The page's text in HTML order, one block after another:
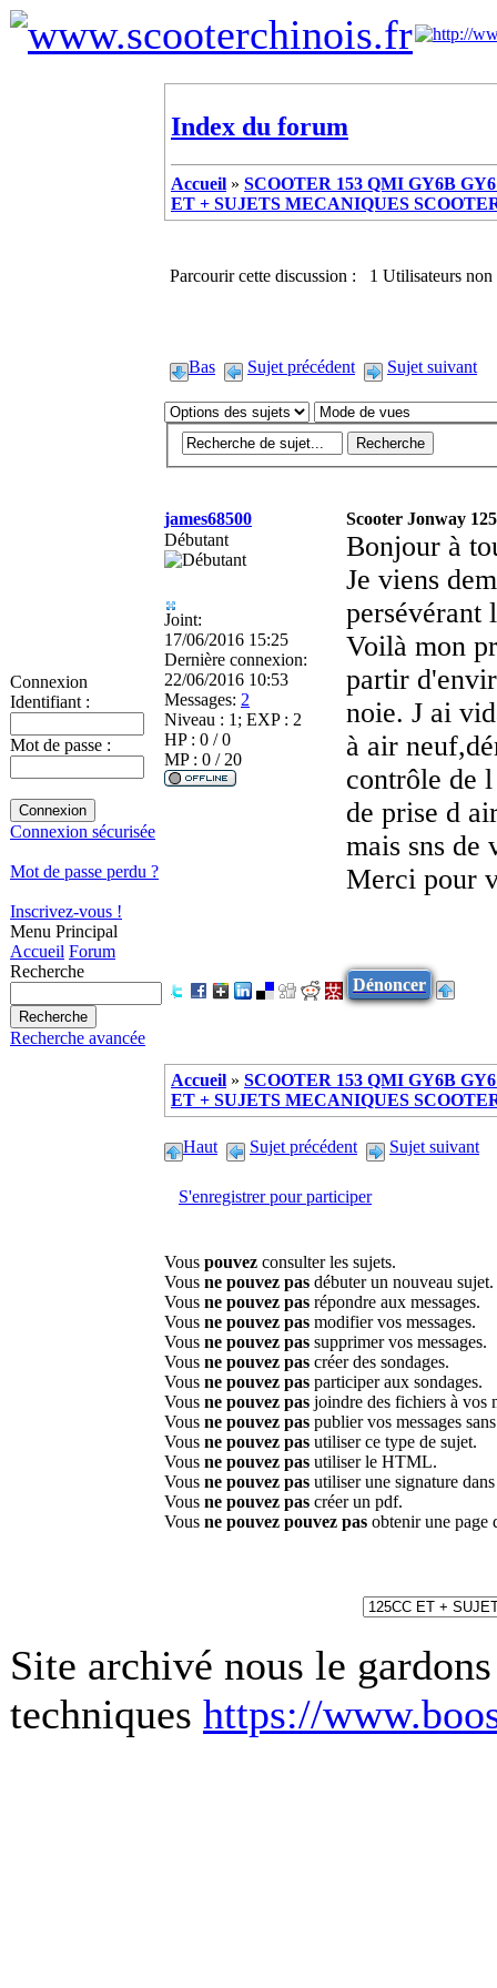
Connexion
Identifiant :
Mot de passe :
Connexion sécurisée
Mot de passe perdu ?
Inscrivez-vous !
Menu Principal
Accueil Forum
Recherche
Recherche avancée
Index du forum
Accueil » SCOOTER 153 QMI GY6B
ET + SUJETS MECANIQUES
Parcourir cette discussion : 1 Utilisateurs non
Bas Sujet précédent Sujet suivant
james68500
Scooter Jonway
Débutant
Joint:
17/06/2016 15:25
Dernière connexion:
22/06/2016 10:53
Messages: 2
Niveau : 1; EXP : 2
HP : 0 / 0
MP : 0 / 20
Bonjour à
Je viens
persévérant
Voilà mon
partir
noie. J ai
à air
contrôle de
de prise d
mais sns de
Merci pour
Dénoncer
Accueil » SCOOTER 153 QMI GY6B
ET + SUJETS MECANIQUES
Haut Sujet précédent Sujet suivant
S'enregistrer pour participer
Vous pouvez consulter les sujets.
Vous ne pouvez pas débuter un nouveau sujet.
Vous ne pouvez pas répondre aux messages.
Vous ne pouvez pas modifier vos messages.
Vous ne pouvez pas supprimer vos messages.
Vous ne pouvez pas créer des sondages.
Vous ne pouvez pas participer aux sondages.
Vous ne pouvez pas joindre des fichiers à vos
Vous ne pouvez pas publier vos messages
Vous ne pouvez pas utiliser ce type de sujet.
Vous ne pouvez pas utiliser le HTML.
Vous ne pouvez pas utiliser une signature
Vous ne pouvez pas créer un pdf.
Vous ne pouvez pouvez pas obtenir une page
Site archivé nous le
techniques https://